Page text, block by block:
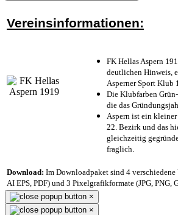
Vereinsinformationen:
FK Hellas Aspern
deutlichen Hinweis,
Asperner Sport Klub
Die Klubfarben
die das
Aspern ist ein
22. Bezirk und das
gleichzeitig
fraglich.
Download: Im Downloadpaket sind 4
AI EPS, PDF) und 3 Pixelgrafikformate (JPG, PNG,
×
×